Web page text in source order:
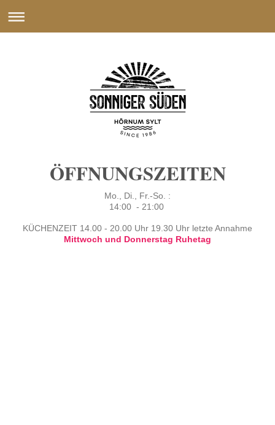
ÖFFNUNGSZEITEN
Mo., Di., Fr.-So. :
14:00 - 21:00
KÜCHENZEIT 14.00 - 20.00 Uhr 19.30 Uhr letzte Annahme
Mittwoch und Donnerstag Ruhetag